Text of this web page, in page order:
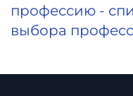
профессию -
выбора
Красота,